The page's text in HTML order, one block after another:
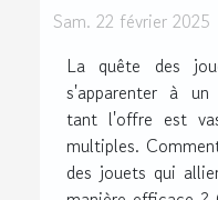
Sam. 22 février 2025
La quête des
s'apparenter à un
tant l'offre est
multiples.
des jouets qui